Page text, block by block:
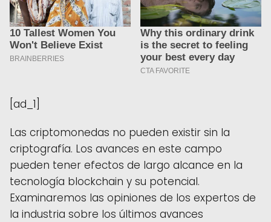
[ad_1]
Las criptomonedas no pueden existir sin la
criptografía. Los avances en este campo
pueden tener efectos de largo alcance en la
tecnología blockchain y su potencial.
Examinaremos las opiniones de los expertos de
la industria sobre los últimos avances